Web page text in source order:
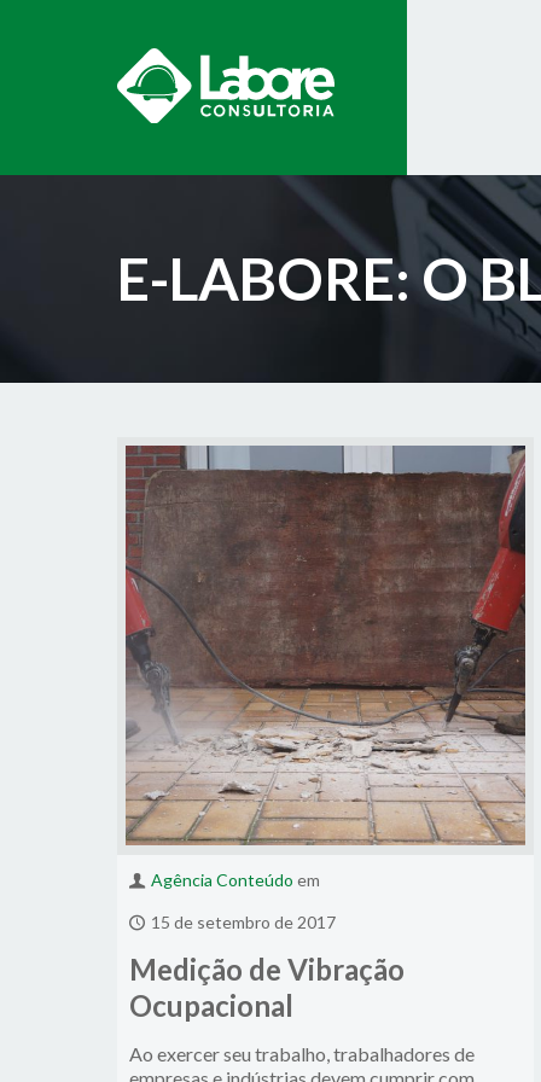
E-LABORE: O
Agência Conteúdo em
15 de setembro de 2017
Medição de Vibração
Ocupacional
Ao exercer seu trabalho, trabalhadores de